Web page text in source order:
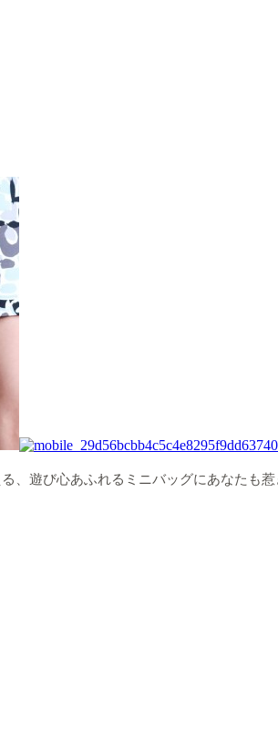
遊び心あふれるミニバッグにあなたも惹